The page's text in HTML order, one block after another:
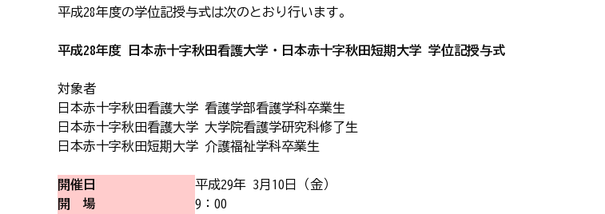
平成28年度の学位記授与式は次のとおり行います。
平成28年度 日本赤十字秋田看護大学・日本赤十字秋田短期大学 学位記授与式
対象者
日本赤十字秋田看護大学 看護学部看護学科卒業生
日本赤十字秋田看護大学 大学院看護学研究科修了生
日本赤十字秋田短期大学 介護福祉学科卒業生
開催日
平成29年 3月10日（金）
開 場
9：00